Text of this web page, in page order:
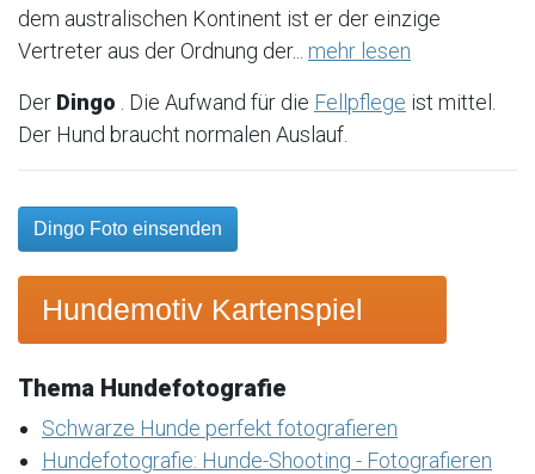
dem australischen Kontinent ist er der einzige
Vertreter aus der Ordnung der... mehr lesen
Der Dingo . Die Aufwand für die Fellpflege ist mittel.
Der Hund braucht normalen Auslauf.
Dingo Foto einsenden
Hundemotiv Kartenspiel
Thema Hundefotografie
Schwarze Hunde perfekt fotografieren
Hundefotografie: Hunde-Shooting - Fotografieren